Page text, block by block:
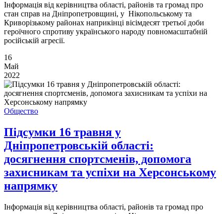
Інформація від керівництва області, районів та громад про
стан справ на Дніпропетровщині, у Нікопольському та
Криворізькому районах наприкінці вісімдесят третьої доби
героїчного спротиву українського народу повномасштабній
російській агресії.
16
Май
2022
Общество
Підсумки 16 травня у
Дніпропетровській області:
досягнення спортсменів, допомога
захисникам та успіхи на Херсонському
напрямку
Інформація від керівництва області, районів та громад про